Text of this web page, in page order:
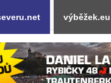
výběžek.eu